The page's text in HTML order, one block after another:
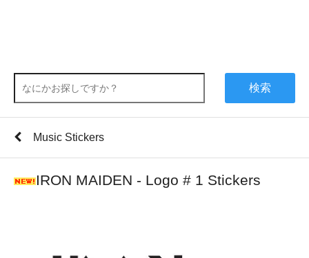
検索
Music Stickers
IRON MAIDEN - Logo # 1 Stickers